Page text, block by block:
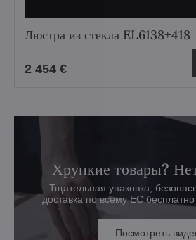
Люстра из стекла EL6138+418
2 454 €
Хрупкие товары?
Тщательная упаковка,
доставка по всему ЕС бесплатно
Посмотреть